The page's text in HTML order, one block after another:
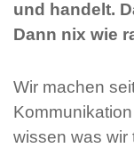
und handelt.
Dann nix wie
Wir machen
wissen was wir